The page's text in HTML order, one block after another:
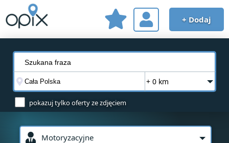
+ Dodaj
+ 0 km
pokazuj tylko oferty ze zdjęciem
Motoryzacyjne